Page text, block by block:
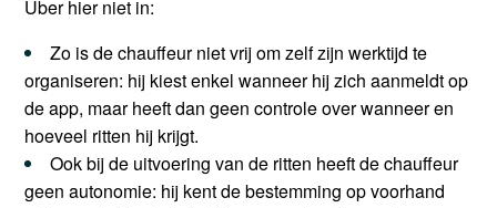
Uber hier niet in:
Zo is de chauffeur niet vrij om zelf zijn werktijd te
organiseren: hij kiest enkel wanneer hij zich aanmeldt op
de app, maar heeft dan geen controle over wanneer en
hoeveel ritten hij krijgt.
Ook bij de uitvoering van de ritten heeft de chauffeur
geen autonomie: hij kent de bestemming op voorhand